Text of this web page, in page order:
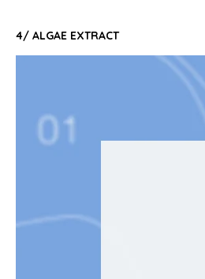
4/ ALGAE EXTRACT